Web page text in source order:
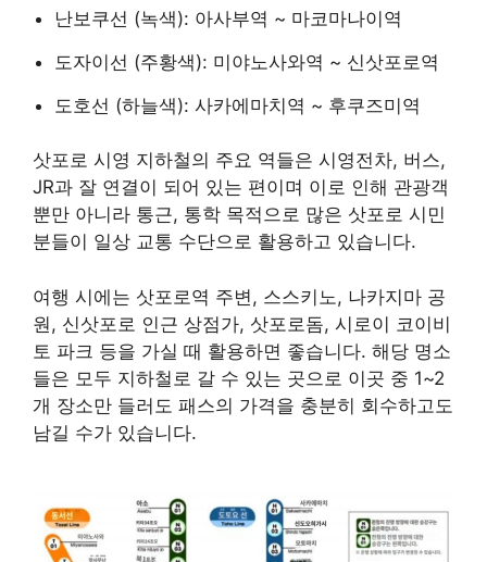
난보쿠선 (녹색): 아사부역 ~ 마코마나이역
도자이선 (주황색): 미야노사와역 ~ 신삿포로역
도호선 (하늘색): 사카에마치역 ~ 후쿠즈미역
삿포로 시영 지하철의 주요 역들은 시영전차, 버스,
JR과 잘 연결이 되어 있는 편이며 이로 인해 관광객
뿐만 아니라 통근, 통학 목적으로 많은 삿포로 시민
분들이 일상 교통 수단으로 활용하고 있습니다.
여행 시에는 삿포로역 주변, 스스키노, 나카지마 공
원, 신삿포로 인근 상점가, 삿포로돔, 시로이 코이비
토 파크 등을 가실 때 활용하면 좋습니다. 해당 명소
들은 모두 지하철로 갈 수 있는 곳으로 이곳 중 1~2
개 장소만 들러도 패스의 가격을 충분히 회수하고도
남길 수가 있습니다.